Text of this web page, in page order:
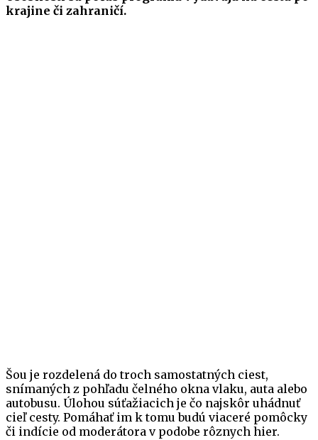
krajine či zahraničí.
Šou je rozdelená do troch samostatných ciest,
snímaných z pohľadu čelného okna vlaku, auta alebo
autobusu. Úlohou súťažiacich je čo najskôr uhádnuť
cieľ cesty. Pomáhať im k tomu budú viaceré pomôcky
či indície od moderátora v podobe rôznych hier.